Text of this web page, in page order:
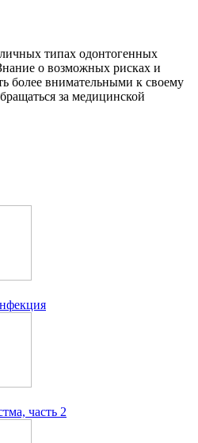
типах одонтогенных
о возможных рисках и
более внимательными к своему
за медицинской
часть 2